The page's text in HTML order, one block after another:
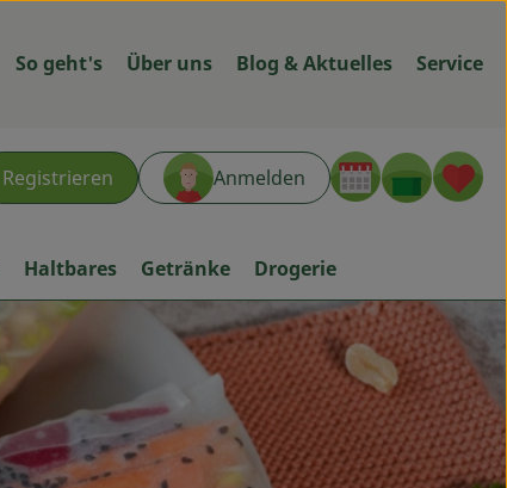
So geht's Über uns Blog & Aktuelles Service
Registrieren Anmelden
Haltbares Getränke Drogerie